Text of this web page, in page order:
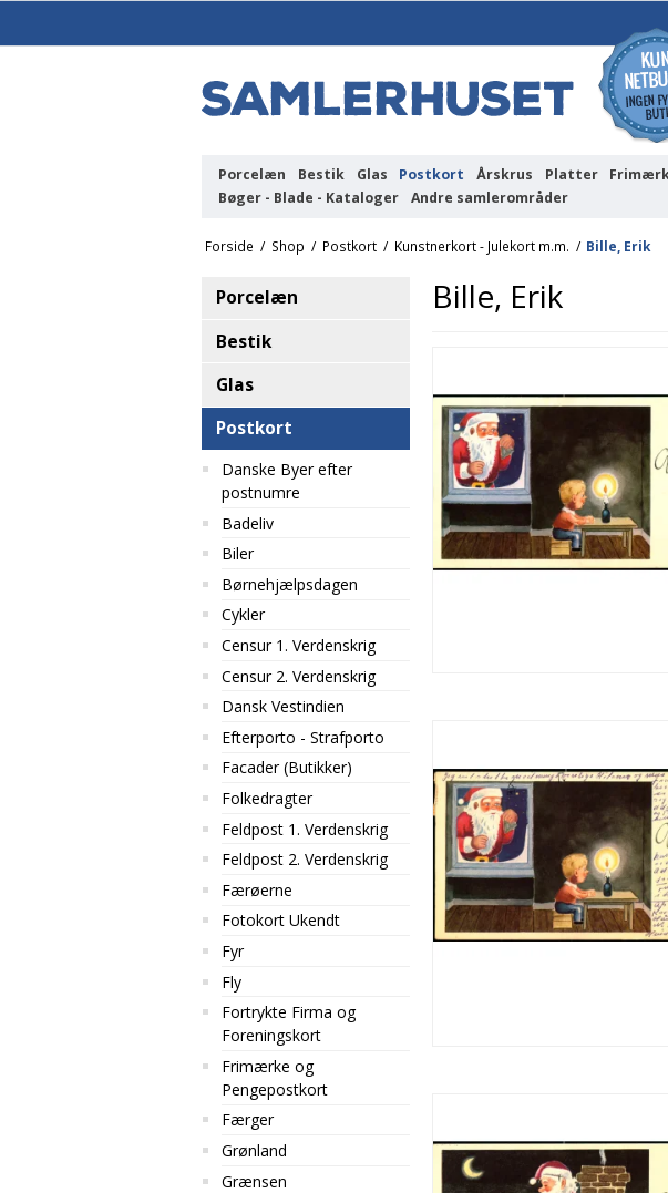
Porcelæn Bestik Glas Postkort Årskrus Platter
Bøger - Blade - Kataloger
Andre samlerområder
Forside / Shop / Postkort / Kunstnerkort - Julekort m.m. / Bille, Erik
Porcelæn
Bestik
Glas
Postkort
Danske Byer efter
postnumre
Badeliv
Biler
Børnehjælpsdagen
Cykler
Censur 1. Verdenskrig
Censur 2. Verdenskrig
Dansk Vestindien
Efterporto - Strafporto
Facader (Butikker)
Folkedragter
Feldpost 1. Verdenskrig
Feldpost 2. Verdenskrig
Færøerne
Fotokort Ukendt
Fyr
Fly
Fortrykte Firma og
Foreningskort
Frimærke og
Pengepostkort
Færger
Grønland
Grænsen
Bille, Erik